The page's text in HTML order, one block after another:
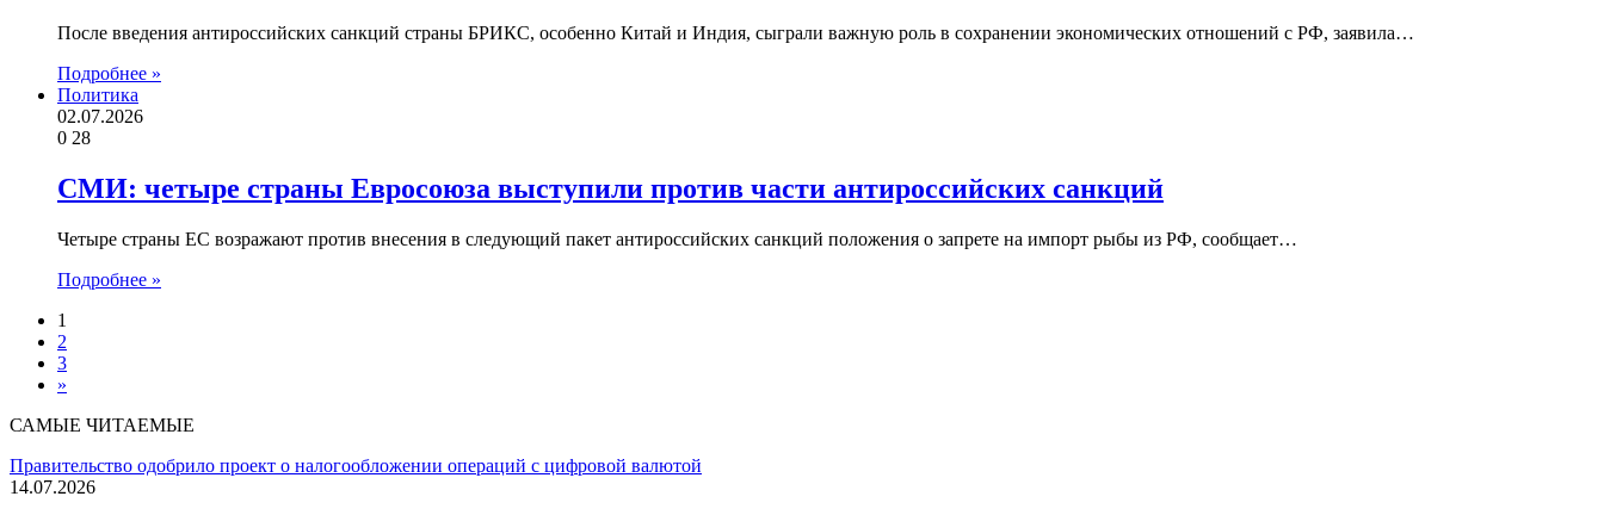
После введения антироссийских санкций страны БРИКС, особенно Китай и Индия, сыграли важную роль в сохранении экономических отношений с РФ, заявила…
Подробнее »
Политика
02.07.2026
0 28
СМИ: четыре страны Евросоюза выступили против части антироссийских санкций
Четыре страны ЕС возражают против внесения в следующий пакет антироссийских санкций положения о запрете на импорт рыбы из РФ, сообщает…
Подробнее »
1
2
3
»
САМЫЕ ЧИТАЕМЫЕ
Правительство одобрило проект о налогообложении операций с цифровой валютой
14.07.2026